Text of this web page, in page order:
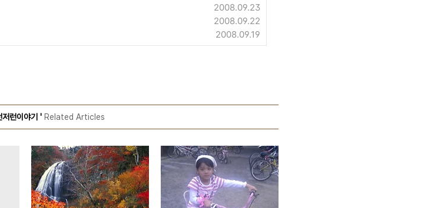
2008.09.23
2008.09.22
2008.09.19
런이야기 ' Related Articles